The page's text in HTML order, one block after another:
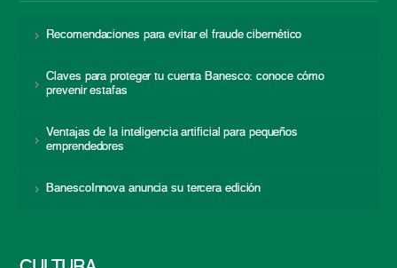
Recomendaciones para evitar el fraude cibernético
Claves para proteger tu cuenta Banesco: conoce cómo
prevenir estafas
Ventajas de la inteligencia artificial para pequeños
emprendedores
BanescoInnova anuncia su tercera edición